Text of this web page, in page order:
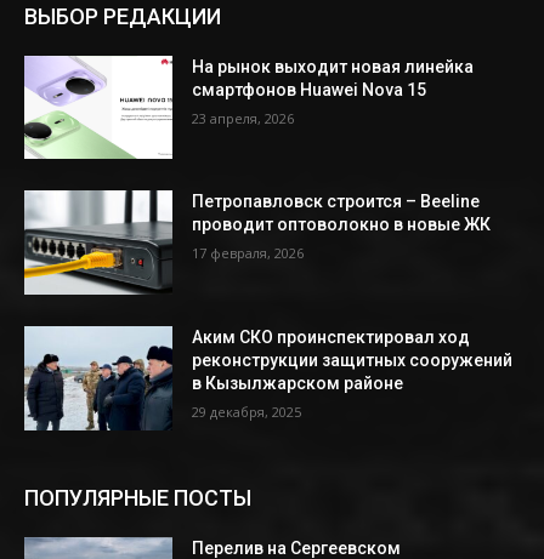
ВЫБОР РЕДАКЦИИ
На рынок выходит новая линейка
смартфонов Huawei Nova 15
23 апреля, 2026
Петропавловск строится – Beeline
проводит оптоволокно в новые ЖК
17 февраля, 2026
Аким СКО проинспектировал ход
реконструкции защитных сооружений
в Кызылжарском районе
29 декабря, 2025
ПОПУЛЯРНЫЕ ПОСТЫ
Перелив на Сергеевском